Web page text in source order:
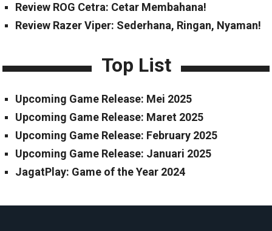
Review ROG Cetra: Cetar Membahana!
Review Razer Viper: Sederhana, Ringan, Nyaman!
Top List
Upcoming Game Release: Mei 2025
Upcoming Game Release: Maret 2025
Upcoming Game Release: February 2025
Upcoming Game Release: Januari 2025
JagatPlay: Game of the Year 2024